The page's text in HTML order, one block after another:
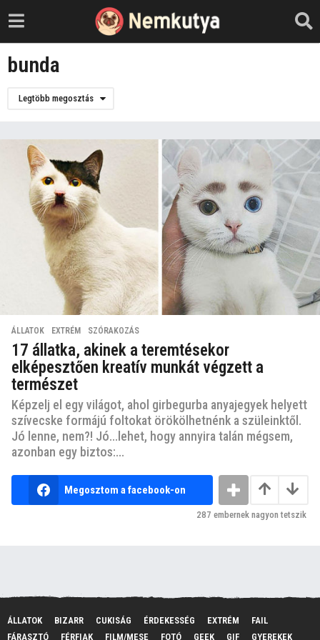
bunda
Legtöbb megosztás
ÁLLATOK ,EXTRÉM ,SZÓRAKOZÁS
17 állatka, akinek a teremtésekor
elképesztően kreatív munkát végzett a
természet
Képzelj el egy világot, ahol girbegurba anyajegyek helyett
szívecske formájú foltokat örökölhetnénk a szüleinktől.
Jó lenne, nem?! Jó...lehet, hogy annyira talán mégsem,
azonban egy biztos:...
Megosztom a facebook-on
287 embernek nagyon tetszik
ÁLLATOK BIZARR CUKISÁG ÉRDEKESSÉG EXTRÉM
FAIL
FÁRASZTÓ
FÉRFIAK FILM/MESE FOTÓ GEEK GIF GYEREKEK